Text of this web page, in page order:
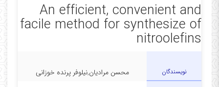
An efficient, convenient and
facile method for synthesize of
nitroolefins
نویسندگان محسن مرادیان,نیلوفر پرنده خوزانی